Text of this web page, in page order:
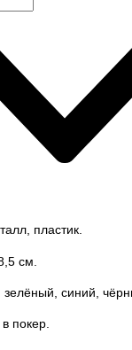
пластик.
см.
синий,
покер.